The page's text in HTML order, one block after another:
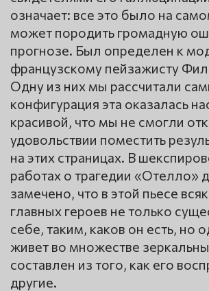
означает: все это было на
может породить громадную
прогнозе. Был определен к
французскому пейзажисту
Одну из них мы рассчитали
конфигурация эта оказалась
красивой, что мы не смогли
удовольствии поместить
на этих страницах. В
работах о трагедии «Отелло»
замечено, что в этой пьесе
главных героев не только
себе, таким, каков он есть, но
живет во множестве
составлен из того, как его
другие.